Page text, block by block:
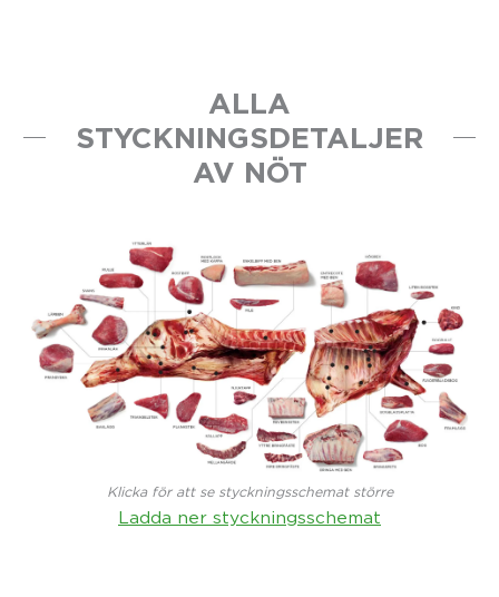
ALLA
STYCKNINGSDETALJER
AV NÖT
Klicka för att se styckningsschemat större
Ladda ner styckningsschemat